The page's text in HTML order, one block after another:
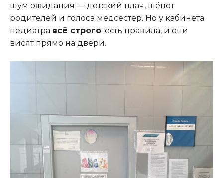
шум ожидания — детский плач, шёпот
родителей и голоса медсестёр. Но у кабинета
педиатра всё строго: есть правила, и они
висят прямо на двери.